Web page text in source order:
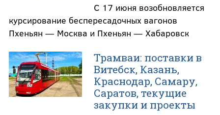
С 17 июня возобновляется
курсирование беспересадочных вагонов
Пхеньян — Москва и Пхеньян — Хабаровск
Трамваи: поставки в
Витебск, Казань,
Краснодар, Самару,
Саратов, текущие
закупки и проекты